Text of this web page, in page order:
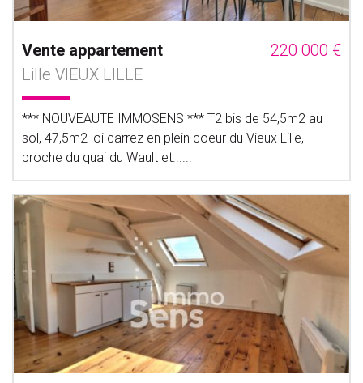
Vente appartement
220 000 €
Lille VIEUX LILLE
*** NOUVEAUTE IMMOSENS *** T2 bis de 54,5m2 au
sol, 47,5m2 loi carrez en plein coeur du Vieux Lille,
proche du quai du Wault et......